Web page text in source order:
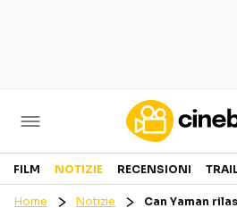
Cinema
FILM NOTIZIE RECENSIONI
Home Notizie Can Yaman